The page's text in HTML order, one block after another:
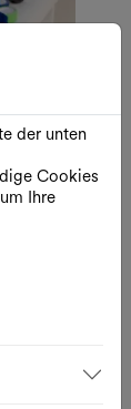
der unten
Cookies
Ihre